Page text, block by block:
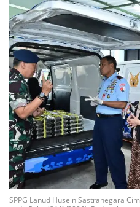
SPPG Lanud Husein Sastranegara